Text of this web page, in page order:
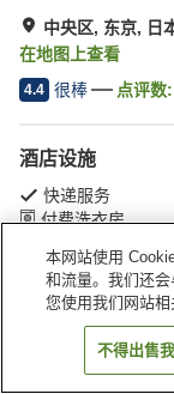
中央区, 东京, 日
在地图上查看
4.4 很棒 点评数:
酒店设施
快递服务
付费洗衣房
首页 日本 东京
本网站使用
和流量。我们还
您使用我们网站相
不得出售